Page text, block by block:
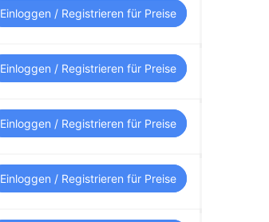
Einloggen / Registrieren für Preise
Einloggen / Registrieren für Preise
Einloggen / Registrieren für Preise
Einloggen / Registrieren für Preise